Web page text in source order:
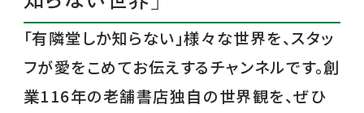
「有隣堂しか知らない」様々な世界を、スタッ
フが愛をこめてお伝えするチャンネルです。創
業116年の老舗書店独自の世界観を、ぜひ